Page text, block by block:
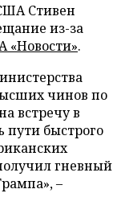
Стивен
из-за
«Новости».
чинов по
встречу в
пути быстрого
гневный
–